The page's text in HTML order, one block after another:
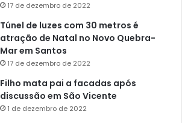
17 de dezembro de 2022
Túnel de luzes com 30 metros é
atração de Natal no Novo Quebra-
Mar em Santos
17 de dezembro de 2022
Filho mata pai a facadas após
discussão em São Vicente
1 de dezembro de 2022